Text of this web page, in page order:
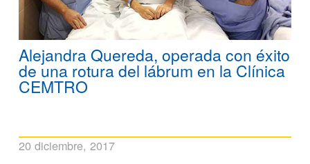
Alejandra Quereda, operada con éxito
de una rotura del lábrum en la Clínica
CEMTRO
20 diciembre, 2017